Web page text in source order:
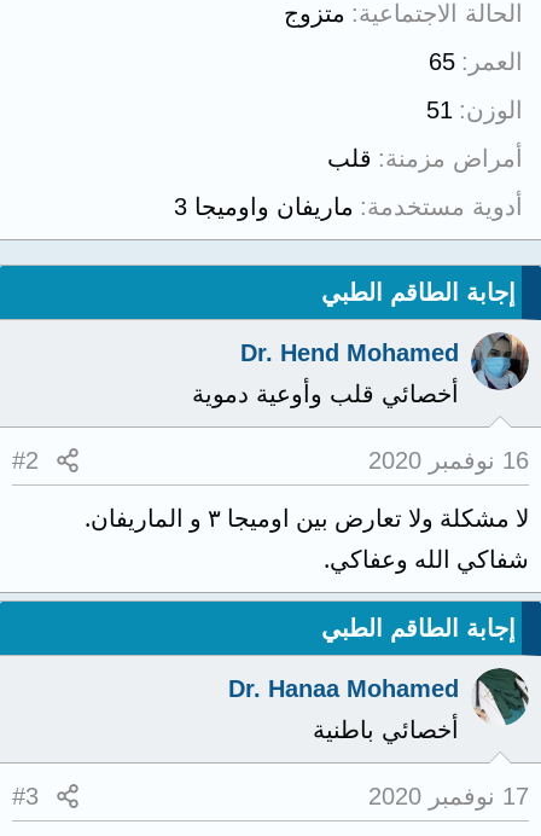
الحالة الاجتماعية
متزوج
العمر
65
الوزن 51
أمراض مزمنة
قلب
أدوية مستخدمة
ماريفان واوميجا 3
إجابة الطاقم الطبي
Dr. Hend Mohamed
أخصائي قلب وأوعية دموية
16 نوفمبر 2020 #2
لا مشكلة ولا تعارض بين اوميجا ٣ و الماريفان.
شفاكي الله وعفاكي.
إجابة الطاقم الطبي
Dr. Hanaa Mohamed
أخصائي باطنية
17 نوفمبر 2020 #3